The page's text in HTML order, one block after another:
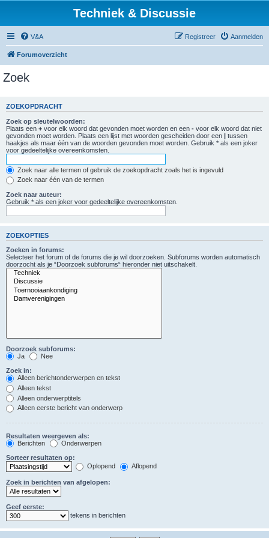
Techniek & Discussie
V&A Aanmelden
Registreer
Forumoverzicht
Zoek
ZOEKOPDRACHT
Zoek op sleutelwoorden:
Plaats een + voor elk woord dat gevonden moet worden en een - voor elk woord dat niet
gevonden moet worden. Plaats een lijst met woorden gescheiden door een | tussen
haakjes als maar één van de woorden gevonden moet worden. Gebruik * als een joker
voor gedeeltelijke overeenkomsten.
Zoek naar alle termen of gebruik de zoekopdracht zoals het is ingevuld
Zoek naar één van de termen
Zoek naar auteur:
Gebruik * als een joker voor gedeeltelijke overeenkomsten.
ZOEKOPTIES
Zoeken in forums:
Selecteer het forum of de forums die je wil doorzoeken. Subforums worden automatisch
doorzocht als je “Doorzoek subforums“ hieronder niet uitschakelt.
Doorzoek subforums:
Ja
Nee
Zoek in:
Alleen berichtonderwerpen en tekst
Alleen tekst
Alleen onderwerptitels
Alleen eerste bericht van onderwerp
Resultaten weergeven als:
Berichten
Onderwerpen
Sorteer resultaten op:
Oplopend
Aflopend
Zoek in berichten van afgelopen:
Geef eerste:
tekens in berichten